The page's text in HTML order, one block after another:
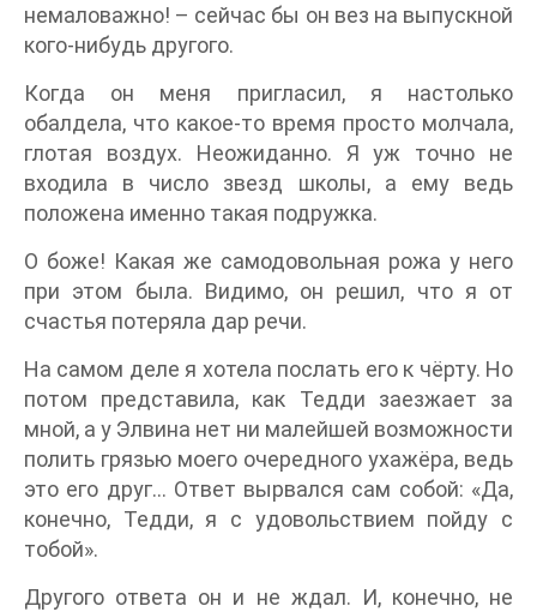
немаловажно! – сейчас бы он вез на выпускной
кого-нибудь другого.
Когда он меня пригласил, я настолько
обалдела, что какое-то время просто молчала,
глотая воздух. Неожиданно. Я уж точно не
входила в число звезд школы, а ему ведь
положена именно такая подружка.
О боже! Какая же самодовольная рожа у него
при этом была. Видимо, он решил, что я от
счастья потеряла дар речи.
На самом деле я хотела послать его к чёрту. Но
потом представила, как Тедди заезжает за
мной, а у Элвина нет ни малейшей возможности
полить грязью моего очередного ухажёра, ведь
это его друг… Ответ вырвался сам собой: «Да,
конечно, Тедди, я с удовольствием пойду с
тобой».
Другого ответа он и не ждал. И, конечно, не